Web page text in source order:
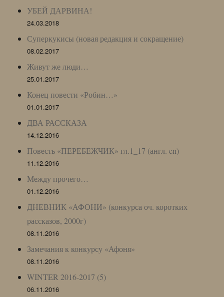
УБЕЙ ДАРВИНА!
24.03.2018
Суперкукисы (новая редакция и сокращение)
08.02.2017
Живут же люди…
25.01.2017
Конец повести «Робин…»
01.01.2017
ДВА РАССКАЗА
14.12.2016
Повесть «ПЕРЕБЕЖЧИК» гл.1_17 (англ. en)
11.12.2016
Между прочего…
01.12.2016
ДНЕВНИК «АФОНИ» (конкурса оч. коротких
рассказов, 2000г)
08.11.2016
Замечания к конкурсу «Афоня»
08.11.2016
WINTER 2016-2017 (5)
06.11.2016